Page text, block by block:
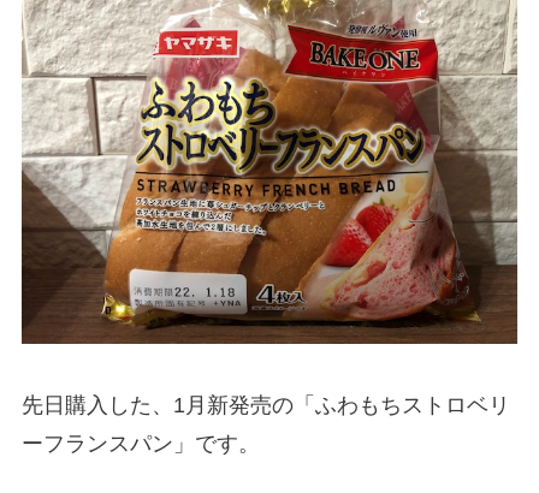
先日購入した、1月新発売の「ふわもちストロベリ
ーフランスパン」です。